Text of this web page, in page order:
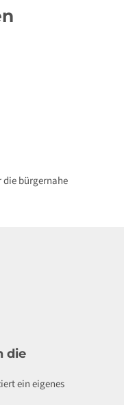
die bürgernahe
die
ein eigenes